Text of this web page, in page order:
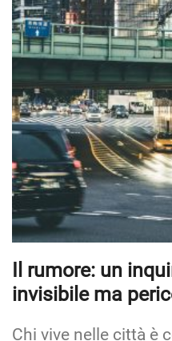
Il rumore: un
invisibile ma
Chi vive nelle città è